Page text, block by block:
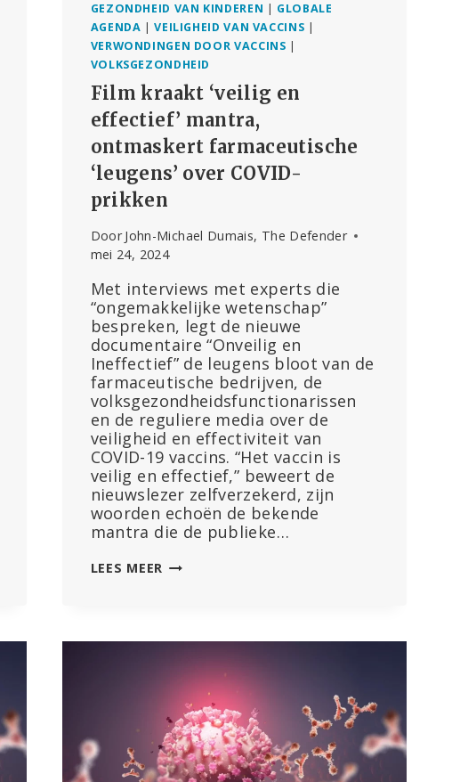
GEZONDHEID VAN KINDEREN | GLOBALE
AGENDA |VEILIGHEID VAN VACCINS |
VERWONDINGEN DOOR VACCINS |
VOLKSGEZONDHEID
Film kraakt ‘veilig en
effectief’ mantra,
ontmaskert farmaceutische
‘leugens’ over COVID-
prikken
Door John-Michael Dumais, The Defender
mei 24, 2024
Met interviews met experts die
“ongemakkelijke wetenschap”
bespreken, legt de nieuwe
documentaire “Onveilig en
Ineffectief” de leugens bloot van de
farmaceutische bedrijven, de
volksgezondheidsfunctionarissen
en de reguliere media over de
veiligheid en effectiviteit van
COVID-19 vaccins. “Het vaccin is
veilig en effectief,” beweert de
nieuwslezer zelfverzekerd, zijn
woorden echoën de bekende
mantra die de publieke…
LEES MEER FILM
EFFECTIEF’
MANTRA,
ONTMASKERT
FARMACEUTISCHE
‘LEUGENS’
OVER
COVID-
PRIKKEN